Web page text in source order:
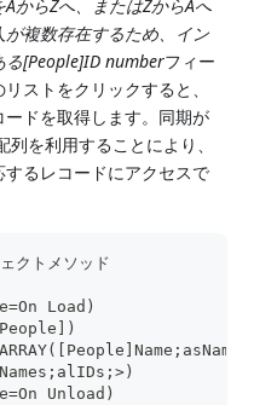
からZへ、またはZからAへ
複数存在するため、イン
る[People]ID numberフィー
ストをクリックすると、
ドを取得します。同期が
列を利用することにより、
るレコードにアクセスで
クトメソッド
Load)
Unload)